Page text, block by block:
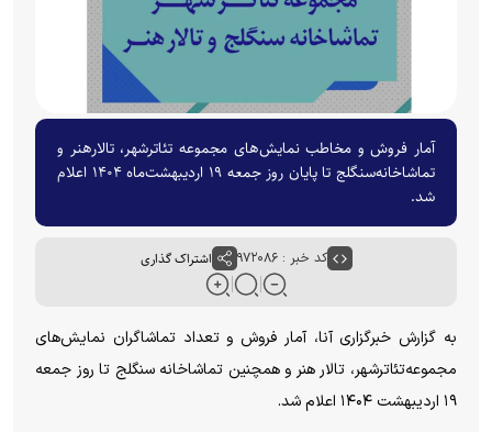
آمار فروش و مخاطب نمایش‌های مجموعه تئاترشهر، تالار‌هنر و
تماشاخانه‌سنگلج تا پایان روز جمعه ۱۹ اردیبهشت‌ماه ۱۴۰۴ اعلام
شد.
کد خبر : ۹۷۲۰۸۶ اشتراک گذاری
به گزارش خبرگزاری آنا، آمار فروش و تعداد تماشاگران نمایش‌های
مجموعه‌تئاترشهر، تالار هنر و همچنین تماشاخانه سنگلج تا روز جمعه
۱۹ اردیبهشت ۱۴۰۴ اعلام شد.